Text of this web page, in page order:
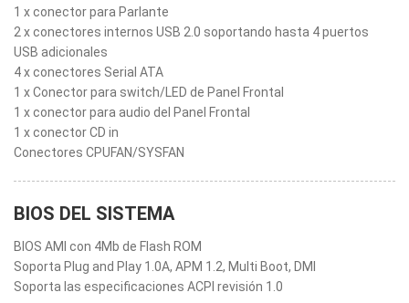
1 x conector para Parlante
2 x conectores internos USB 2.0 soportando hasta 4 puertos
USB adicionales
4 x conectores Serial ATA
1 x Conector para switch/LED de Panel Frontal
1 x conector para audio del Panel Frontal
1 x conector CD in
Conectores CPUFAN/SYSFAN
BIOS DEL SISTEMA
BIOS AMI con 4Mb de Flash ROM
Soporta Plug and Play 1.0A, APM 1.2, Multi Boot, DMI
Soporta las especificaciones ACPI revisión 1.0